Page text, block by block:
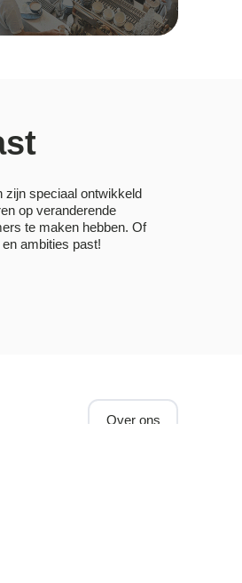
zijn speciaal ontwikkeld
op veranderende
te maken hebben. Of
ambities past!
Over ons